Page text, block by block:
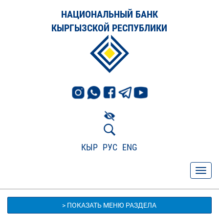
НАЦИОНАЛЬНЫЙ БАНК
КЫРГЫЗСКОЙ РЕСПУБЛИКИ
КЫР РУС ENG
> ПОКАЗАТЬ МЕНЮ РАЗДЕЛА